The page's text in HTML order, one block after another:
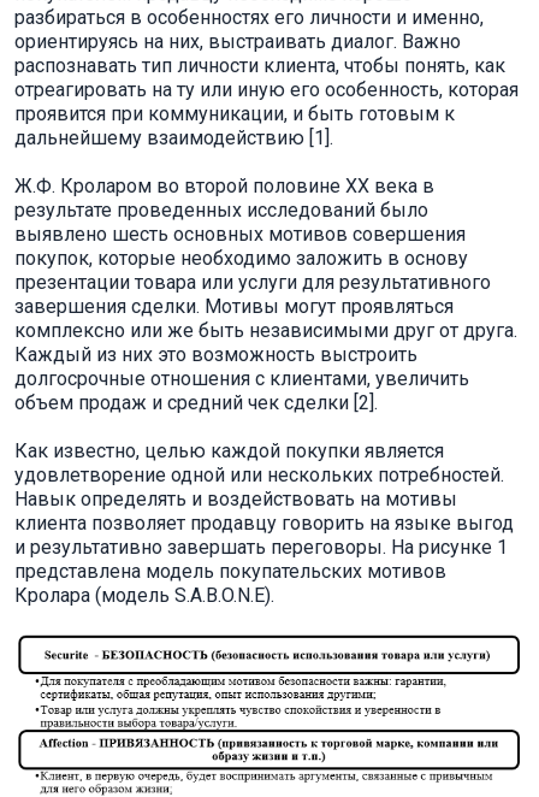
разбираться в особенностях его личности и именно,
ориентируясь на них, выстраивать диалог. Важно
распознавать тип личности клиента, чтобы понять, как
отреагировать на ту или иную его особенность, которая
проявится при коммуникации, и быть готовым к
дальнейшему взаимодействию [1].
Ж.Ф. Кроларом во второй половине ХХ века в
результате проведенных исследований было
выявлено шесть основных мотивов совершения
покупок, которые необходимо заложить в основу
презентации товара или услуги для результативного
завершения сделки. Мотивы могут проявляться
комплексно или же быть независимыми друг от друга.
Каждый из них это возможность выстроить
долгосрочные отношения с клиентами, увеличить
объем продаж и средний чек сделки [2].
Как известно, целью каждой покупки является
удовлетворение одной или нескольких потребностей.
Навык определять и воздействовать на мотивы
клиента позволяет продавцу говорить на языке выгод
и результативно завершать переговоры. На рисунке 1
представлена модель покупательских мотивов
Кролара (модель S.A.B.O.N.E).